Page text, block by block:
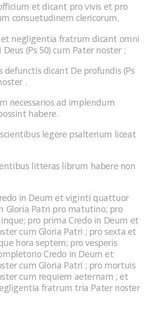
et dicant pro vivis et pro
consuetudinem clericorum.
negligentia fratrum dicant omni
(Ps 50) cum Pater noster ;
dicant De profundis (Ps
.
necessarios ad implendum
habere.
legere psalterium liceat
litteras librum habere non
in Deum et viginti quattuor
Gloria Patri pro matutino; pro
pro prima Credo in Deum et
cum Gloria Patri ; pro sexta et
hora septem; pro vesperis
Credo in Deum et
cum Gloria Patri ; pro mortuis
cum requiem aeternam ; et
fratrum tria Pater noster